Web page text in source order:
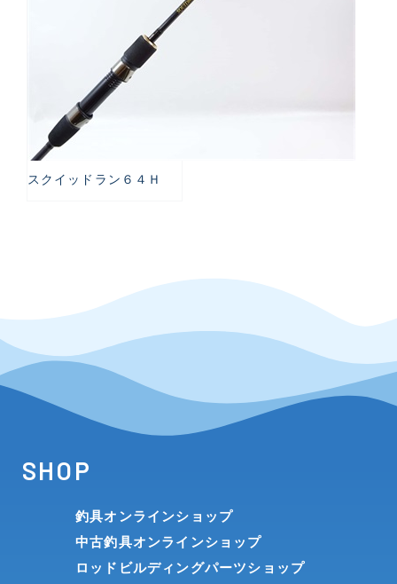
スクイッドラン６４Ｈ
SHOP
釣具オンラインショップ
中古釣具オンラインショップ
ロッドビルディングパーツショップ